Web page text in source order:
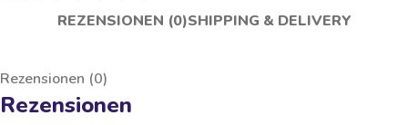
REZENSIONEN (0)SHIPPING & DELIVERY
Rezensionen (0)
Rezensionen